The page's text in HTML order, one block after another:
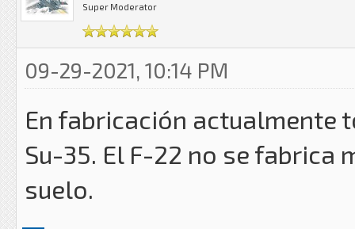
Super Moderator
09-29-2021, 10:14 PM
En fabricación actualmente
Su-35. El F-22 no se fabrica
suelo.